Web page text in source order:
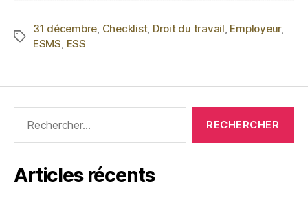
31 décembre, Checklist, Droit du travail, Employeur,
ESMS, ESS
Articles récents